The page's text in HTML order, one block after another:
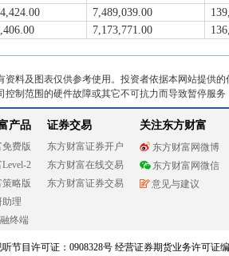
7,489,039.00
7,173,771.00
资料及图表仅供参考使用。投资者依据本网站提供
控制范围的硬件故障或其它不可抗力而导致暂停服